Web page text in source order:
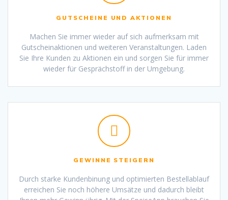
GUTSCHEINE UND AKTIONEN
Machen Sie immer wieder auf sich aufmerksam mit
Gutscheinaktionen und weiteren Veranstaltungen. Laden
Sie Ihre Kunden zu Aktionen ein und sorgen Sie für immer
wieder für Gesprächstoff in der Umgebung.
GEWINNE STEIGERN
Durch starke Kundenbinung und optimierten Bestellablauf
erreichen Sie noch höhere Umsätze und dadurch bleibt